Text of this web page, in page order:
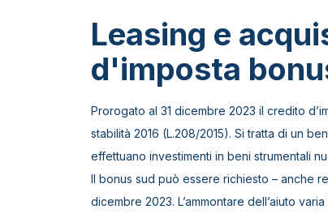
Leasing e
d'imposta
Prorogato al 31 dicembre 2023 il credito
stabilità 2016 (L.208/2015). Si tratta di un
effettuano investimenti in beni strumentali
Il bonus sud può essere richiesto – anche
dicembre 2023. L’ammontare dell’aiuto